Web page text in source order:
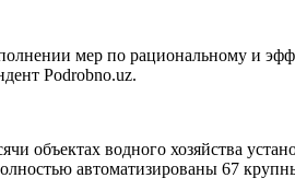
мер по рациональному и
Podrobno.uz.
объектах водного хозяйства
автоматизированы 67